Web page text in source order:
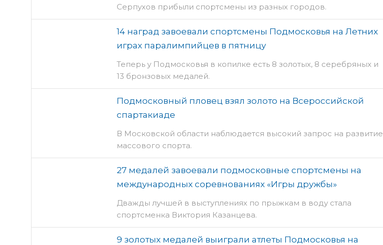
Серпухов прибыли спортсмены из разных городов.
14 наград завоевали спортсмены Подмосковья на Летних
играх паралимпийцев в пятницу
Теперь у Подмосковья в копилке есть 8 золотых, 8 серебряных и
13 бронзовых медалей.
Подмосковный пловец взял золото на Всероссийской
спартакиаде
В Московской области наблюдается высокий запрос на развитие
массового спорта.
27 медалей завоевали подмосковные спортсмены на
международных соревнованиях «Игры дружбы»
Дважды лучшей в выступлениях по прыжкам в воду стала
спортсменка Виктория Казанцева.
9 золотых медалей выиграли атлеты Подмосковья на